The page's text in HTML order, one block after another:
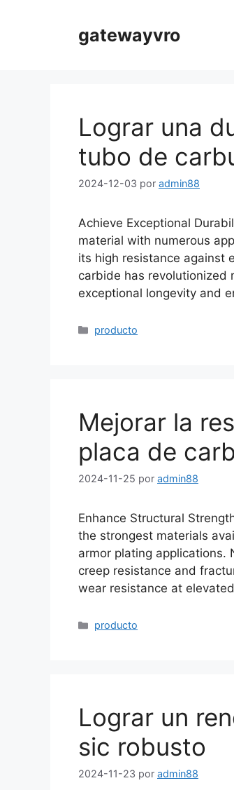
gatewayvro
Lograr una
tubo de
2024-12-03 por admin88
Achieve Exceptional
material with numerous
its high resistance against
carbide has revolutionized
exceptional longevity and
Categorías
producto
Mejorar la
placa de
2024-11-25 por admin88
Enhance Structural
the strongest materials
armor plating applications.
creep resistance and
wear resistance at
Categorías
producto
Lograr un
sic robusto
2024-11-23 por admin88